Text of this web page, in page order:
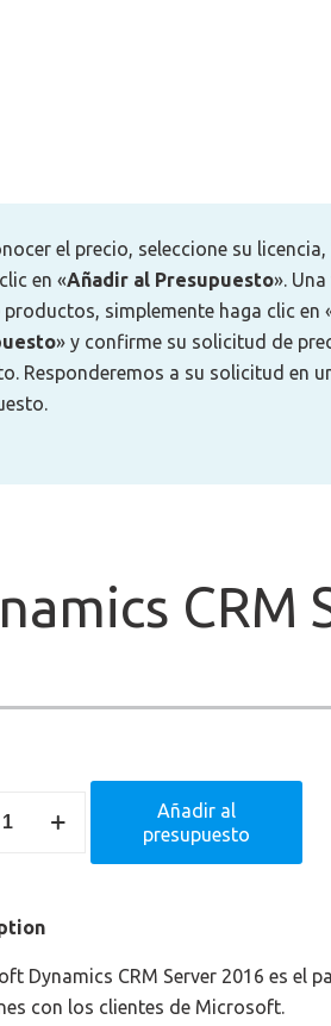
el precio, seleccione su
en «Añadir al Presupuesto».
simplemente haga clic en
» y confirme su solicitud de
Responderemos a su solicitud en
CRM
Añadir al
presupuesto
Dynamics CRM Server 2016 es el
con los clientes de Microsoft.